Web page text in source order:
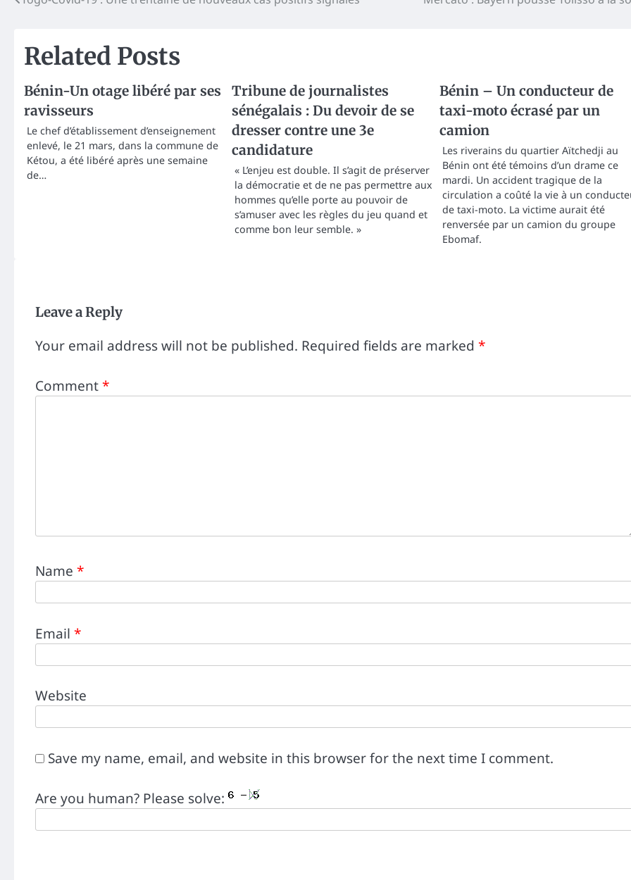
Related Posts
Bénin-Un otage libéré par ses
ravisseurs
Le chef d’établissement d’enseignement
enlevé, le 21 mars, dans la commune de
Kétou, a été libéré après une semaine
de…
Tribune de journalistes
sénégalais : Du devoir de se
dresser contre une 3e
candidature
« L’enjeu est double. Il s’agit de préserver
la démocratie et de ne pas permettre aux
hommes qu’elle porte au pouvoir de
s’amuser avec les règles du jeu quand et
comme bon leur semble. »
Bénin – Un conducteur de
taxi-moto écrasé par un
camion
Les riverains du quartier Aïtchedji au
Bénin ont été témoins d’un drame ce
mardi. Un accident tragique de la
circulation a coûté la vie à un
de taxi-moto. La victime aurait été
renversée par un camion du groupe
Ebomaf.
Leave a Reply
Your email address will not be published. Required fields are marked *
Comment*
Name *
Email *
Website
Save my name, email, and website in this browser for the next time I comment.
Are you human? Please solve: